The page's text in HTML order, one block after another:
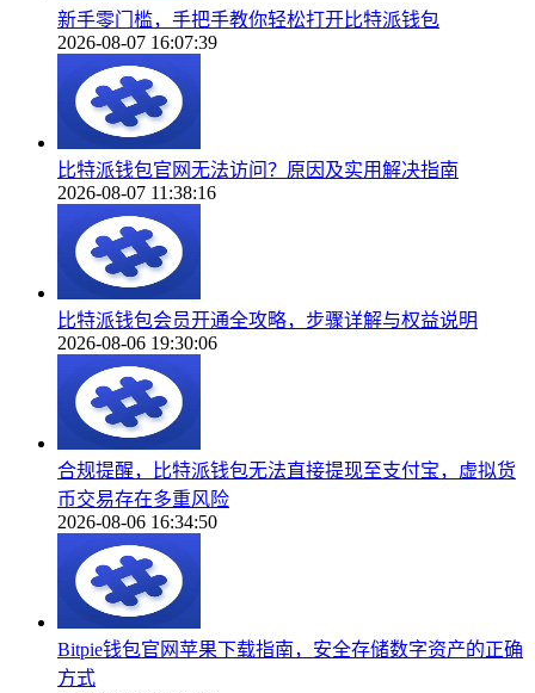
新手零门槛，手把手教你轻松打开比特派钱包
2026-08-07 16:07:39
比特派钱包官网无法访问？原因及实用解决指南
2026-08-07 11:38:16
比特派钱包会员开通全攻略，步骤详解与权益说明
2026-08-06 19:30:06
合规提醒，比特派钱包无法直接提现至支付宝，虚拟货
币交易存在多重风险
2026-08-06 16:34:50
Bitpie钱包官网苹果下载指南，安全存储数字资产的正确
方式